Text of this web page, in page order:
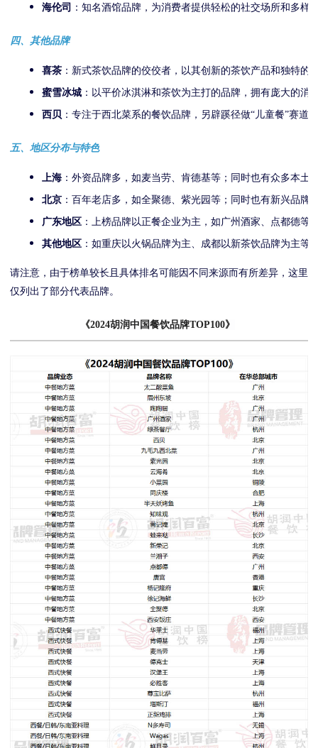
海伦司 ：知名酒馆品牌，为消费者提供轻松的社交场所和多样
四、其他品牌
喜茶 ：新式茶饮品牌的佼佼者，以其创新的茶饮产品和独特的
蜜雪冰城 ：以平价冰淇淋和茶饮为主打的品牌，拥有庞大的消
西贝 ：专注于西北菜系的餐饮品牌，另辟蹊径做“儿童餐”赛道
五、地区分布与特色
上海 ：外资品牌多，如麦当劳、肯德基等；同时也有众多本
北京 ：百年老店多，如全聚德、紫光园等；同时也有新兴品牌
广东地区 ：上榜品牌以正餐企业为主，如广州酒家、点都德等
其他地区 ：如重庆以火锅品牌为主、成都以新茶饮品牌为主
请注意，由于榜单较长且具体排名可能因不同来源而有所差异，这里
仅列出了部分代表品牌。
《2024胡润中国餐饮品牌TOP100》